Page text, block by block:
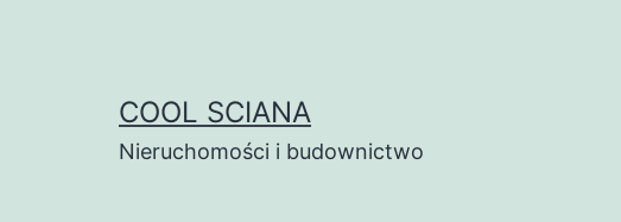
COOL SCIANA
Nieruchomości i budownictwo